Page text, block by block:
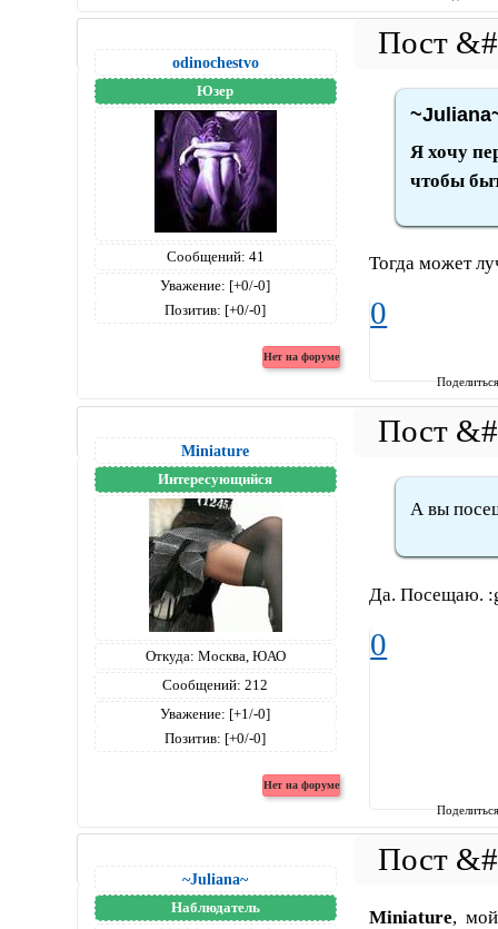
odinochestvo
Юзер
Сообщений: 41
Уважение: [+0/-0]
Позитив: [+0/-0]
Я хочу
чтобы
Тогда может
0
Miniature
Интересующийся
Откуда: Москва, ЮАО
Сообщений: 212
Уважение: [+1/-0]
Позитив: [+0/-0]
А вы
Да. Посещаю.
0
~Juliana~
Наблюдатель Miniature,